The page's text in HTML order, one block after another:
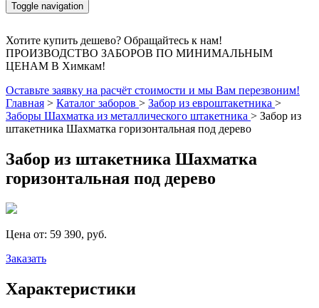
Toggle navigation
Хотите купить дешево? Обращайтесь к нам!
ПРОИЗВОДСТВО ЗАБОРОВ ПО МИНИМАЛЬНЫМ
ЦЕНАМ В Химкам!
Оставьте заявку на расчёт стоимости и мы Вам перезвоним!
Главная > Каталог заборов > Забор из евроштакетника >
Заборы Шахматка из металлического штакетника > Забор из
штакетника Шахматка горизонтальная под дерево
Забор из штакетника Шахматка
горизонтальная под дерево
Цена от: 59 390, руб.
Заказать
Характеристики